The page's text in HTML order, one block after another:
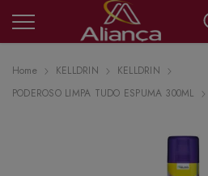
Home KELLDRIN
KELLDRIN
PODEROSO LIMPA TUDO ESPUMA 300ML